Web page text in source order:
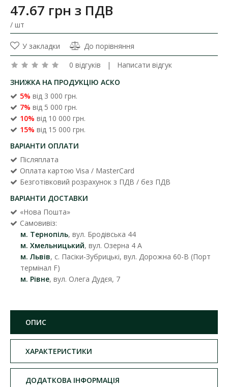
47.67 грн з ПДВ
/ шт
У закладки
До порівняння
0 відгуків | Написати відгук
ЗНИЖКА НА ПРОДУКЦІЮ АСКО
5% від 3 000 грн.
7% від 5 000 грн.
10% від 10 000 грн.
15% від 15 000 грн.
ВАРІАНТИ ОПЛАТИ
Післяплата
Оплата картою Visa / MasterCard
Безготівковий розрахунок з ПДВ / без ПДВ
ВАРІАНТИ ДОСТАВКИ
«Нова Пошта»
Самовивіз:
м. Тернопіль, вул. Бродівська 44
м. Хмельницький, вул. Озерна 4 А
м. Львів, с. Пасіки-Зубрицькі, вул. Дорожна 60-В (Порт
термінал F)
м. Рівне, вул. Олега Дудєя, 7
ОПИС
ХАРАКТЕРИСТИКИ
ДОДАТКОВА ІНФОРМАЦІЯ